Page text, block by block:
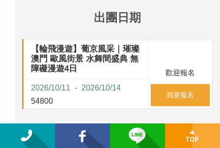
出團日期
2026/10/11 2026/10/14
【輪飛漫遊】葡京風采｜璀璨
澳門 歐風街景 水舞間盛典 無
障礙漫遊4日
54800
歡迎報名
我要報名